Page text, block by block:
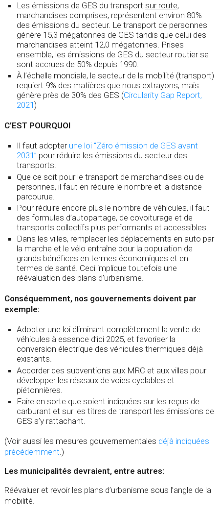
Les émissions de GES du transport sur route,
marchandises comprises, représentent environ 80%
des émissions du secteur. Le transport de personnes
génère 15,3 mégatonnes de GES tandis que celui des
marchandises atteint 12,0 mégatonnes. Prises
ensemble, les émissions de GES du secteur routier se
sont accrues de 50% depuis 1990.
À l’échelle mondiale, le secteur de la mobilité (transport)
requiert 9% des matières que nous extrayons, mais
génère près de 30% des GES (Circularity Gap Report,
2021)
C’EST POURQUOI
Il faut adopter une loi “Zéro émission de GES avant
2031” pour réduire les émissions du secteur des
transports.
Que ce soit pour le transport de marchandises ou de
personnes, il faut en réduire le nombre et la distance
parcourue.
Pour réduire encore plus le nombre de véhicules, il faut
des formules d’autopartage, de covoiturage et de
transports collectifs plus performants et accessibles.
Dans les villes, remplacer les déplacements en auto par
la marche et le vélo entraîne pour la population de
grands bénéfices en termes économiques et en
termes de santé. Ceci implique toutefois une
réévaluation des plans d’urbanisme.
Conséquemment, nos gouvernements doivent par
exemple:
Adopter une loi éliminant complètement la vente de
véhicules à essence d’ici 2025, et favoriser la
conversion électrique des véhicules thermiques déjà
existants.
Accorder des subventions aux MRC et aux villes pour
développer les réseaux de voies cyclables et
piétonnières.
Faire en sorte que soient indiquées sur les reçus de
carburant et sur les titres de transport les émissions de
GES s’y rattachant.
(Voir aussi les mesures gouvernementales déjà indiquées
précédemment.)
Les municipalités devraient, entre autres:
Réévaluer et revoir les plans d’urbanisme sous l’angle de la
mobilité.